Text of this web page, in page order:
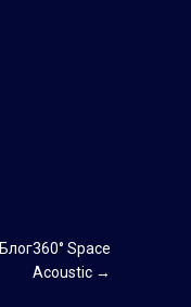
Блог360° Space
Acoustic →